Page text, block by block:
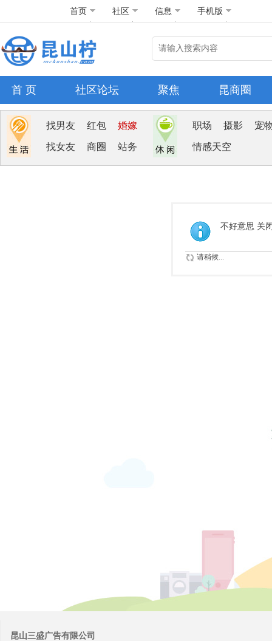
首页 社区 信息 手机版
首 页 社区论坛 聚焦 昆商圈
找男友 红包 婚嫁
找女友 商圈 站务
职场 摄影 宠
情感天空
不好意思 关
请稍候...
昆山三盛广告有限公司